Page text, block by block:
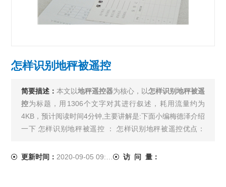
怎样识别地秤被遥控
简要描述： 本文以地秤遥控器为核心，以怎样识别地秤被遥
控为标题，用1306个文字对其进行叙述，耗用流量约为
4KB，预计阅读时间4分钟,主要讲解是:下面小编梅德泽介绍
一下 怎样识别地秤被遥控 ： 怎样识别地秤被遥控优点：
发射器，距离传感器旁566米以内就能控制地秤的......
更新时间： 2020-09-05 09:16:34 访 问 量：